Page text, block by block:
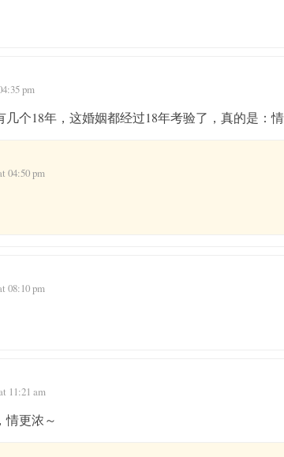
pm
几个18年，这婚姻都经过18年考验了，真的是：
04:50 pm
08:10 pm
11:21 am
情更浓～